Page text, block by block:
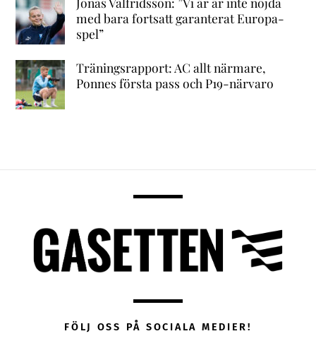
med bara fortsatt garanterat Europa-
spel”
Träningsrapport: AC allt närmare,
Ponnes första pass och P19-närvaro
FÖLJ OSS PÅ SOCIALA MEDIER!